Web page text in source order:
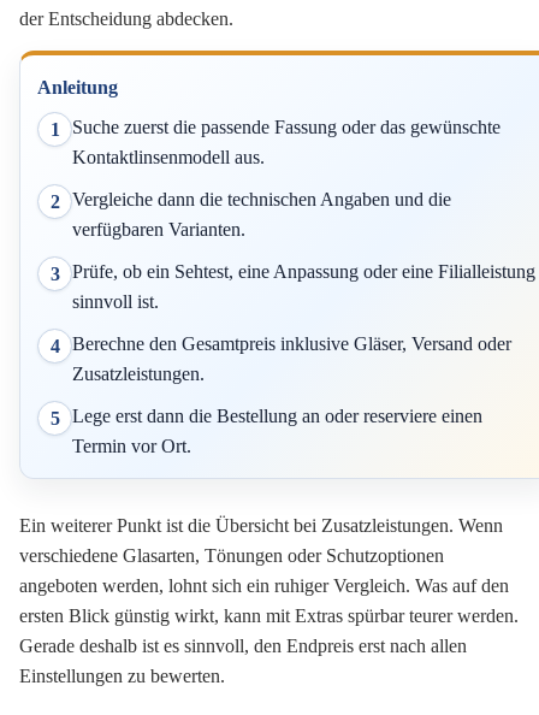
der Entscheidung abdecken.
Anleitung
1
Suche zuerst die passende Fassung oder das gewünschte
Kontaktlinsenmodell aus.
2
Vergleiche dann die technischen Angaben und die
verfügbaren Varianten.
3
Prüfe, ob ein Sehtest, eine Anpassung oder eine Filialleistung
sinnvoll ist.
4
Berechne den Gesamtpreis inklusive Gläser, Versand oder
Zusatzleistungen.
5
Lege erst dann die Bestellung an oder reserviere einen
Termin vor Ort.
Ein weiterer Punkt ist die Übersicht bei Zusatzleistungen. Wenn
verschiedene Glasarten, Tönungen oder Schutzoptionen
angeboten werden, lohnt sich ein ruhiger Vergleich. Was auf den
ersten Blick günstig wirkt, kann mit Extras spürbar teurer werden.
Gerade deshalb ist es sinnvoll, den Endpreis erst nach allen
Einstellungen zu bewerten.